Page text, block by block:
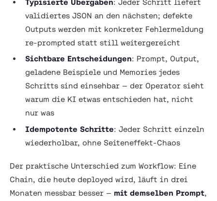
validiertes JSON an den nächsten; defekte
Outputs werden mit konkreter Fehlermeldung
re-prompted statt still weitergereicht
Sichtbare Entscheidungen: Prompt, Output,
geladene Beispiele und Memories jedes
Schritts sind einsehbar — der Operator sieht
warum die KI etwas entschieden hat, nicht
nur was
Idempotente Schritte: Jeder Schritt einzeln
wiederholbar, ohne Seiteneffekt-Chaos
Der praktische Unterschied zum Workflow: Eine
Chain, die heute deployed wird, läuft in drei
Monaten messbar besser — mit demselben Prompt,